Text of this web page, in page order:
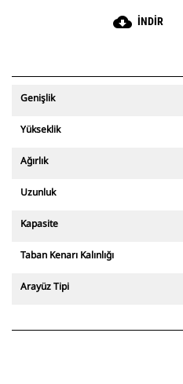
cloud_download İNDIR
Genişlik
Yükseklik
Ağırlık
Uzunluk
Kapasite
Taban Kenarı Kalınlığı
Arayüz Tipi